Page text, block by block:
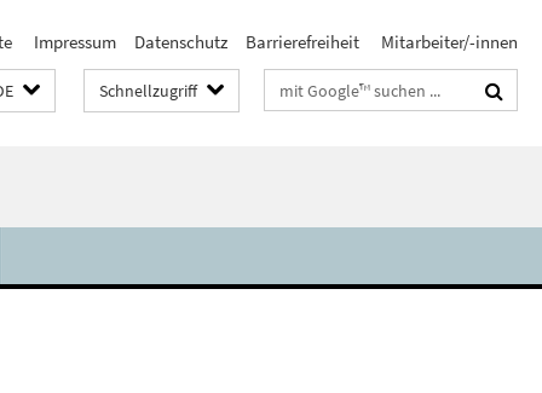
Impressum Datenschutz Barrierefreiheit Mitarbeiter/-innen
Schnellzugriff Suchbegriffe